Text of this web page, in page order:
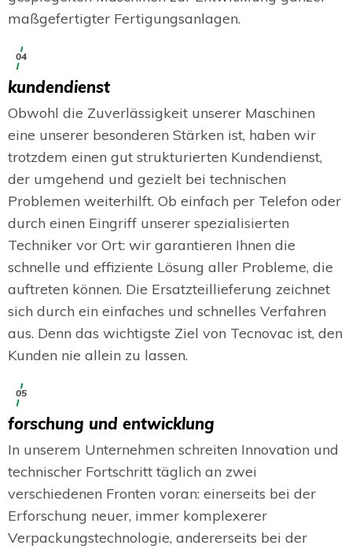
maßgefertigter Fertigungsanlagen.
04
kundendienst
Obwohl die Zuverlässigkeit unserer Maschinen
eine unserer besonderen Stärken ist, haben wir
trotzdem einen gut strukturierten Kundendienst,
der umgehend und gezielt bei technischen
Problemen weiterhilft. Ob einfach per Telefon oder
durch einen Eingriff unserer spezialisierten
Techniker vor Ort: wir garantieren Ihnen die
schnelle und effiziente Lösung aller Probleme, die
auftreten können. Die Ersatzteillieferung zeichnet
sich durch ein einfaches und schnelles Verfahren
aus. Denn das wichtigste Ziel von Tecnovac ist, den
Kunden nie allein zu lassen.
05
forschung und entwicklung
In unserem Unternehmen schreiten Innovation und
technischer Fortschritt täglich an zwei
verschiedenen Fronten voran: einerseits bei der
Erforschung neuer, immer komplexerer
Verpackungstechnologie, andererseits bei der